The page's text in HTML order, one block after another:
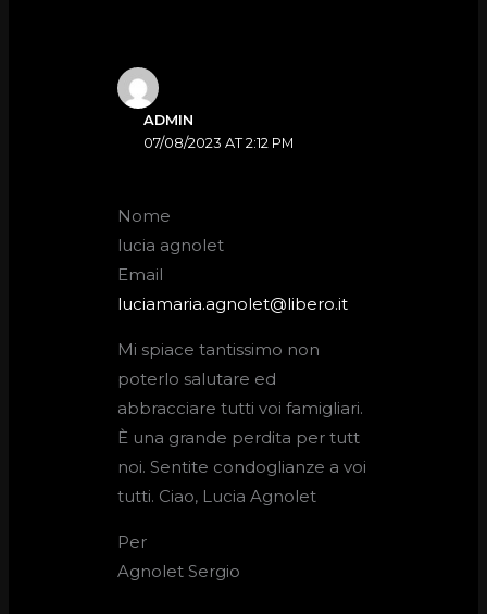
ADMIN
07/08/2023 AT 2:12 PM
Nome
lucia agnolet
Email
luciamaria.agnolet@libero.it
Mi spiace tantissimo non
poterlo salutare ed
abbracciare tutti voi famigliari.
È una grande perdita per tutt
noi. Sentite condoglianze a voi
tutti. Ciao, Lucia Agnolet
Per
Agnolet Sergio